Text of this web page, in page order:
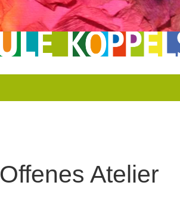
Offenes Atelier